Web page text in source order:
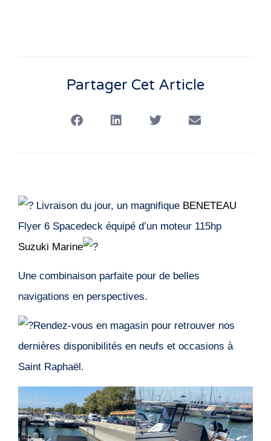
Partager Cet Article
Livraison du jour, un magnifique BENETEAU
Flyer 6 Spacedeck équipé d’un moteur 115hp
Suzuki Marine
Une combinaison parfaite pour de belles
navigations en perspectives.
Rendez-vous en magasin pour retrouver nos
dernières disponibilités en neufs et occasions à
Saint Raphaël.